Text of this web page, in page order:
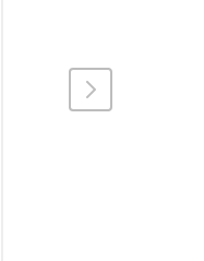
VIEJA BODEGA